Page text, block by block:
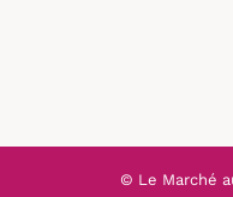
© Le Marché